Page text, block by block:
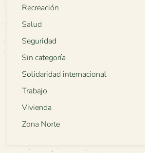
Recreación
Salud
Seguridad
Sin categoría
Solidaridad internacional
Trabajo
Vivienda
Zona Norte